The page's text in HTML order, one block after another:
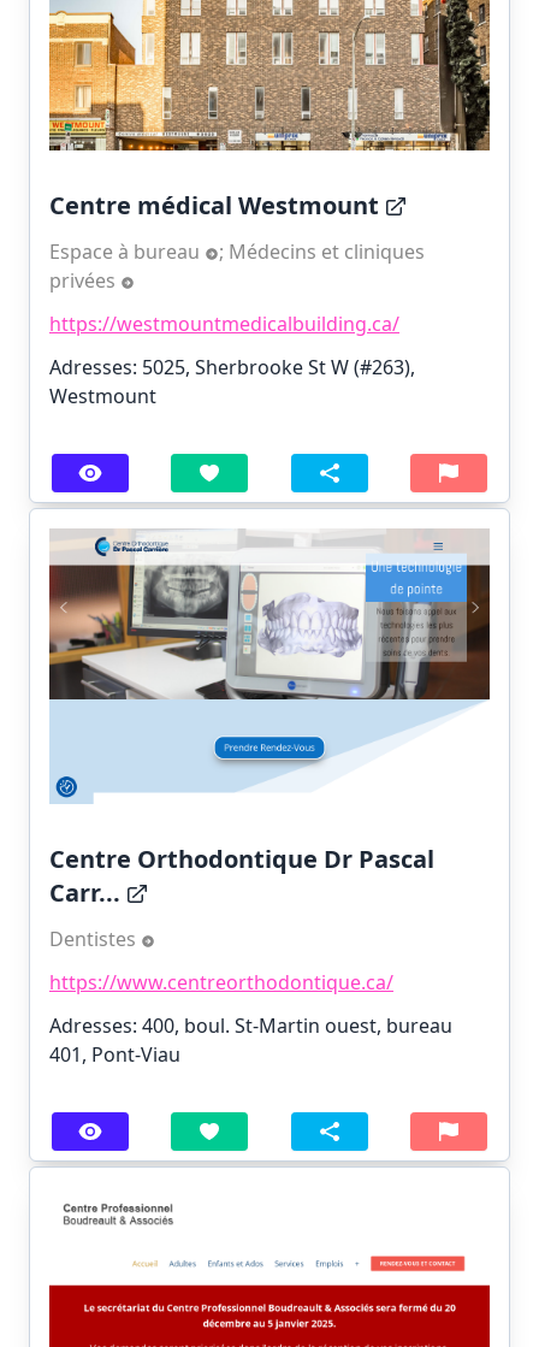
Centre médical Westmount
Espace à bureau ; Médecins et cliniques
privées
https://westmountmedicalbuilding.ca/
Adresses: 5025, Sherbrooke St W (#263),
Westmount
Centre Orthodontique Dr Pascal
Carr...
Dentistes
https://www.centreorthodontique.ca/
Adresses: 400, boul. St-Martin ouest, bureau
401, Pont-Viau